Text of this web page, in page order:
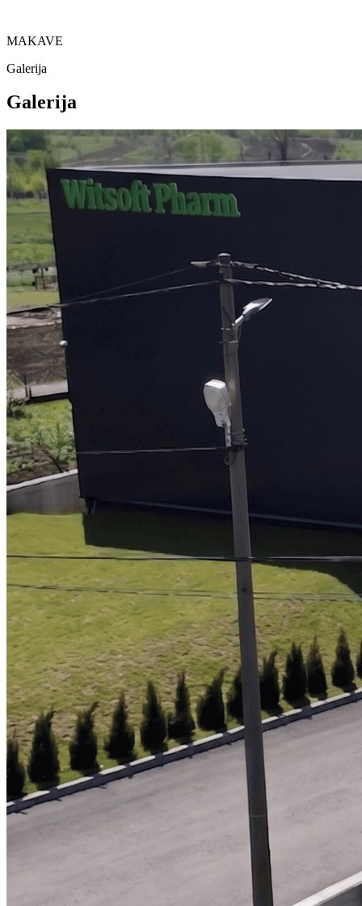
MAKAVE
Galerija
Galerija